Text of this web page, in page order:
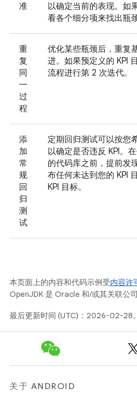
准
以确定当前的表现。如
看各个细分项来找出瓶
重
复
同
一
过
程
优化某些瓶颈后，重复
进。如果预定义的 KPI
流程进行第 2 次迭代。
添
加
常
规
回
归
测
试
定期回归测试可以按您
以确定是否违反 KPI。
的代码库之前，提前发
布任何未达到您的 KPI
KPI 目标。
本页面上的内容和代码示例受内容许
OpenJDK 是 Oracle 和/或其关联公司
最后更新时间 (UTC)：2026-02-28。
关于 ANDROID